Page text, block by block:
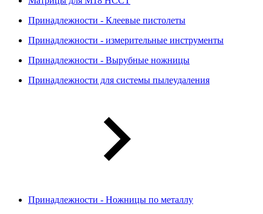
Принадлежности - Клеевые пистолеты
Принадлежности - измерительные инструменты
Принадлежности - Вырубные ножницы
Принадлежности для системы пылеудаления
Принадлежности - Ножницы по металлу